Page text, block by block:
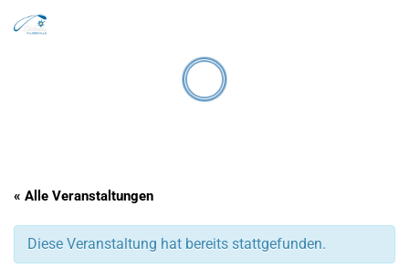
Zum Inhalt springen
« Alle Veranstaltungen
Diese Veranstaltung hat bereits stattgefunden.